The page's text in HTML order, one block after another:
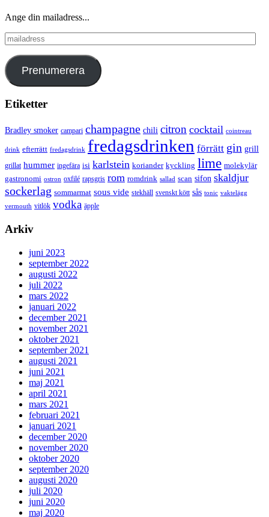
Ange din mailadress...
mailadress
Prenumerera
Etiketter
Bradley smoker campari champagne chili citron cocktail cointreau
drink efterrätt fredagsdrink fredagsdrinken förrätt gin grill
grillat hummer ingefära isi karlstein koriander kyckling lime molekylär
gastronomi ostron oxfilé rapsgris rom romdrink sallad scan sifon skaldjur
sockerlag sommarmat sous vide stekhäll svenskt kött sås tonic vaktelägg
vermouth vitlök vodka äpple
Arkiv
juni 2023
september 2022
augusti 2022
juli 2022
mars 2022
januari 2022
december 2021
november 2021
oktober 2021
september 2021
augusti 2021
juni 2021
maj 2021
april 2021
mars 2021
februari 2021
januari 2021
december 2020
november 2020
oktober 2020
september 2020
augusti 2020
juli 2020
juni 2020
maj 2020